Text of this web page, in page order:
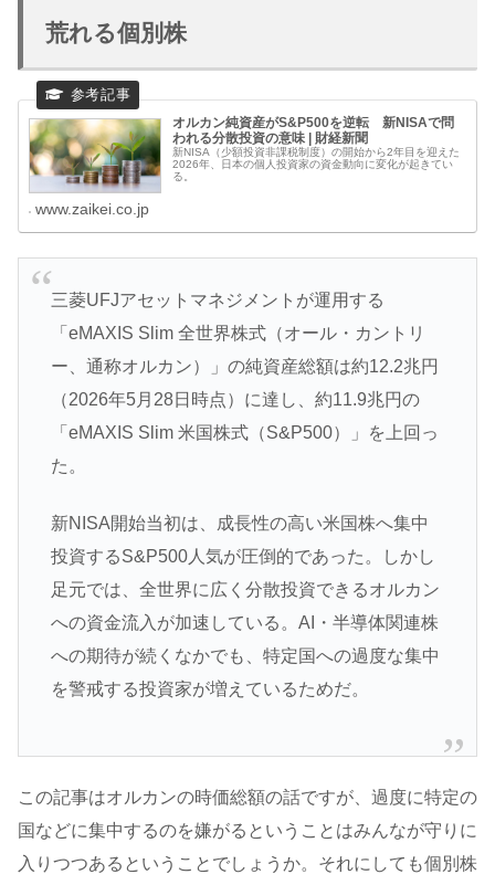
荒れる個別株
オルカン純資産がS&P500を逆転 新NISAで問
われる分散投資の意味 | 財経新聞
新NISA（少額投資非課税制度）の開始から2年目を迎えた
2026年、日本の個人投資家の資金動向に変化が起きてい
る。
www.zaikei.co.jp
三菱UFJアセットマネジメントが運用する
「eMAXIS Slim 全世界株式（オール・カントリ
ー、通称オルカン）」の純資産総額は約12.2兆円
（2026年5月28日時点）に達し、約11.9兆円の
「eMAXIS Slim 米国株式（S&P500）」を上回っ
た。
新NISA開始当初は、成長性の高い米国株へ集中
投資するS&P500人気が圧倒的であった。しかし
足元では、全世界に広く分散投資できるオルカン
への資金流入が加速している。AI・半導体関連株
への期待が続くなかでも、特定国への過度な集中
を警戒する投資家が増えているためだ。
この記事はオルカンの時価総額の話ですが、過度に特定の
国などに集中するのを嫌がるということはみんなが守りに
入りつつあるということでしょうか。それにしても個別株